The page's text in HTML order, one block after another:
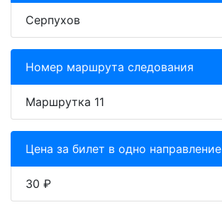
Серпухов
Номер маршрута следования
Маршрутка 11
Цена за билет в одно направление
30 ₽